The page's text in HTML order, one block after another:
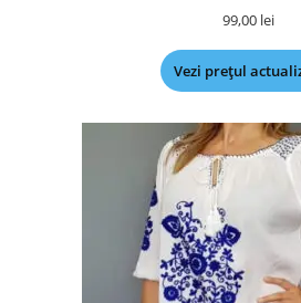
99,00 lei
Vezi prețul